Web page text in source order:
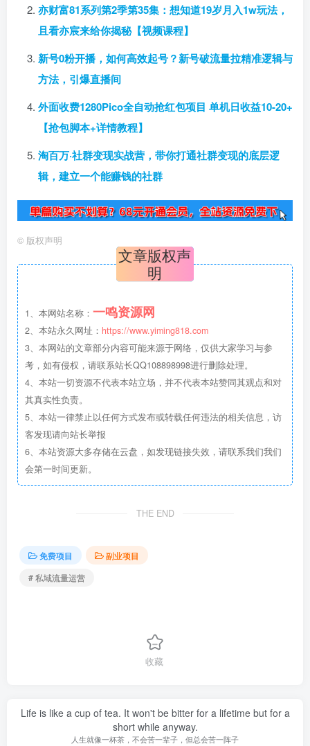
亦财富81系列第2季第35集：想知道19岁月入1w玩法，
且看亦宸来给你揭秘【视频课程】
新号0粉开播，如何高效起号？新号破流量拉精准逻辑与
方法，引爆直播间
外面收费1280Pico全自动抢红包项目 单机日收益10-20+
【抢包脚本+详情教程】
淘百万·社群变现实战营，带你打通社群变现的底层逻
辑，建立一个能赚钱的社群
© 版权声明
文章版权声
明
1、本网站名称： 一鸣资源网
2、本站永久网址： https://www.yiming818.com
3、本网站的文章部分内容可能来源于网络，仅供大家学习与参
考，如有侵权，请联系站长QQ108898998进行删除处理。
4、本站一切资源不代表本站立场，并不代表本站赞同其观点和对
其真实性负责。
5、本站一律禁止以任何方式发布或转载任何违法的相关信息，访
客发现请向站长举报
6、本站资源大多存储在云盘，如发现链接失效，请联系我们我们
会第一时间更新。
THE END
免费项目
副业项目
# 私域流量运营
收藏
Life is like a cup of tea. It won't be bitter for a lifetime but for a
short while anyway.
人生就像一杯茶，不会苦一辈子，但总会苦一阵子